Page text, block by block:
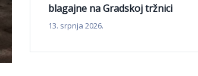
blagajne na Gradskoj tržnici
13. srpnja 2026.